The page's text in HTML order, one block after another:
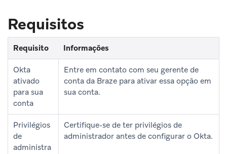
Requisitos
Requisito Informações
Okta
ativado
para sua
conta
Entre em contato com seu gerente de
conta da Braze para ativar essa opção em
sua conta.
Privilégios
de
administra
Certifique-se de ter privilégios de
administrador antes de configurar o Okta.